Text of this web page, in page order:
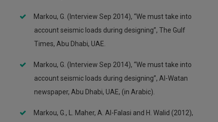
Markou, G. (Interview Sep 2014), “We must take into
account seismic loads during designing”, The Gulf
Times, Abu Dhabi, UAE.
Markou, G. (Interview Sep 2014), “We must take into
account seismic loads during designing”, Al-Watan
newspaper, Abu Dhabi, UAE, (in Arabic).
Markou, G., L. Maher, A. Al-Falasi and H. Walid (2012),